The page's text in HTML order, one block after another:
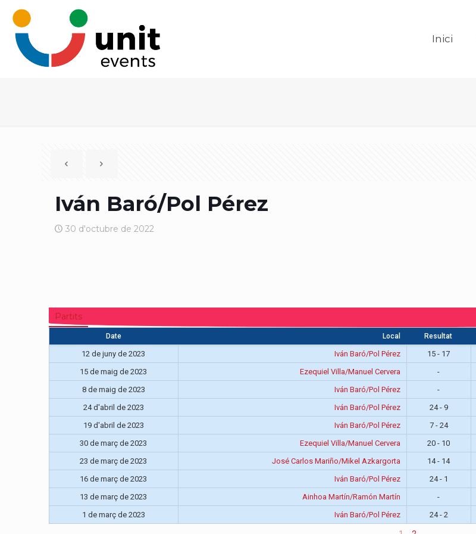
Inici
Iván Baró/Pol Pérez
30 d'octubre de 2022
Partits
Date Local Resultat
12 de juny de 2023 Iván Baró/Pol Pérez 15 - 17
15 de maig de 2023
Ezequiel Villa/Manuel Cervera -
8 de maig de 2023
Iván Baró/Pol Pérez -
24 d'abril de 2023
Iván Baró/Pol Pérez 24 - 9
19 d'abril de 2023
Iván Baró/Pol Pérez 7 - 24
30 de març de 2023
Ezequiel Villa/Manuel Cervera 20 - 10
23 de març de 2023
José Carlos Mariño/Mikel Azkargorta 14 - 14
16 de març de 2023
Iván Baró/Pol Pérez 24 - 1
13 de març de 2023
Ainhoa Martín/Ramón Martín -
1 de març de 2023
Iván Baró/Pol Pérez 24 - 2